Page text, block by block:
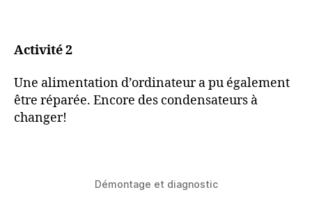
Activité 2
Une alimentation d’ordinateur a pu également
être réparée. Encore des condensateurs à
changer!
Démontage et diagnostic